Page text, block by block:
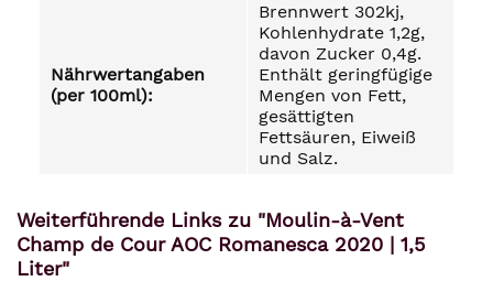
Nährwertangaben
(per 100ml):
Brennwert 302kj,
Kohlenhydrate 1,2g,
davon Zucker 0,4g.
Enthält geringfügige
Mengen von Fett,
gesättigten
Fettsäuren, Eiweiß
und Salz.
Weiterführende Links zu "Moulin-à-Vent
Champ de Cour AOC Romanesca 2020 | 1,5
Liter"